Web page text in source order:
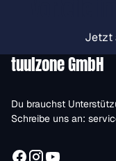
Jetzt
tuulzone GmbH
Du brauchst
Schreibe uns an: